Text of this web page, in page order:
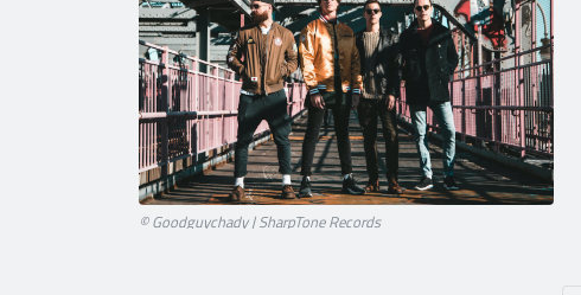
© Goodguychady | SharpTone Records